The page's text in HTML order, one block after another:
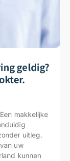
geldig?
makkelijke
uitleg.
uw
kunnen